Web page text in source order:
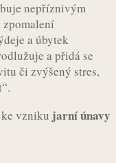
nepříznivým
zpomalení
a úbytek
a přidá se
či zvýšený stres,
vzniku jarní únavy